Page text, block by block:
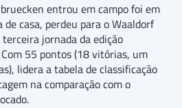
entrou em campo foi em
casa, perdeu para o Waaldorf
jornada da edição
55 pontos (18 vitórias, um
lidera a tabela de classificação
na comparação com o